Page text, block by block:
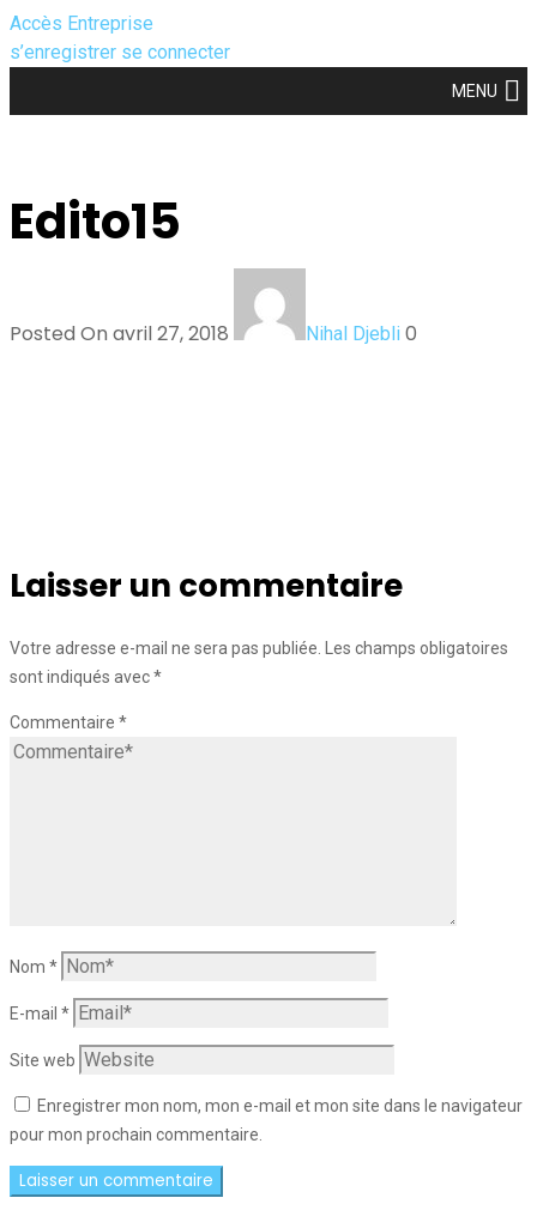
Accès Entreprise
s’enregistrer se connecter
MENU
Edito15
Posted On avril 27, 2018 Nihal Djebli 0
Laisser un commentaire
Votre adresse e-mail ne sera pas publiée. Les champs obligatoires
sont indiqués avec*
Commentaire *
Nom *
E-mail *
Site web
Enregistrer mon nom, mon e-mail et mon site dans le navigateur
pour mon prochain commentaire.